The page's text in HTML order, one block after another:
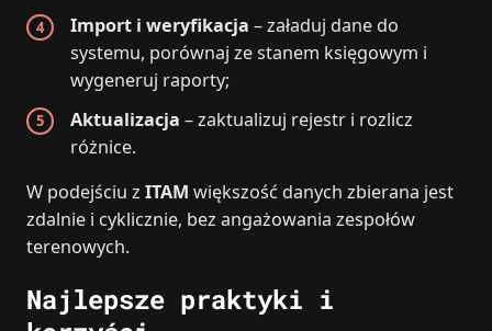
Import i weryfikacja – załaduj dane do
systemu, porównaj ze stanem księgowym i
wygeneruj raporty;
Aktualizacja – zaktualizuj rejestr i rozlicz
różnice.
W podejściu z ITAM większość danych zbierana jest
zdalnie i cyklicznie, bez angażowania zespołów
terenowych.
Najlepsze praktyki i